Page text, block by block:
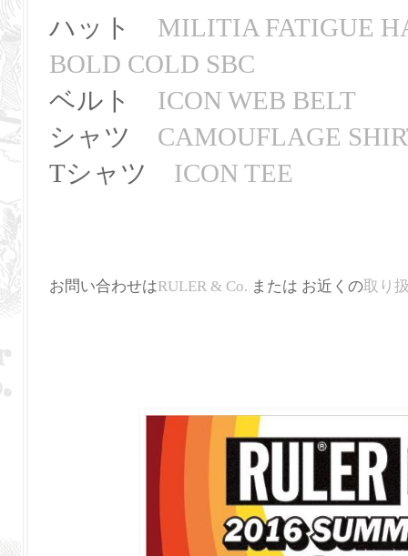
ハット MILITIA FATIGUE
BOLD COLD SBC
ベルト ICON WEB BELT
シャツ CAMOUFLAGE
Tシャツ ICON TEE
お問い合わせはRULER & Co. または お近くの取り